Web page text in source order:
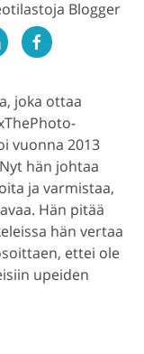
Blogger
joka ottaa
vuonna 2013
hän johtaa
ja varmistaa,
Hän pitää
hän vertaa
ettei ole
upeiden